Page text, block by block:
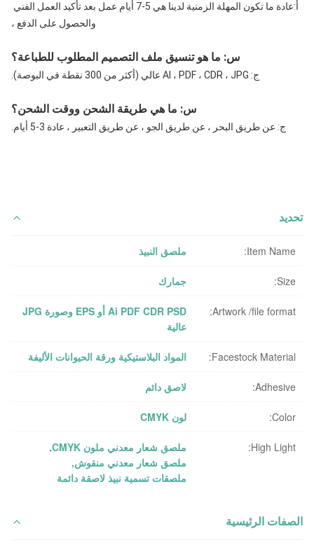
أ:
والحصول على الدفع ،
س: ما هو تنسيق ملف التصميم المطلوب للطباعة؟
ج: AI ، PDF ، CDR ، JPG عالي (أكثر من 300 نقطة في البوصة).
س: ما هي طريقة الشحن ووقت الشحن؟
ج: عن طريق البحر ، عن طريق الجو ، عن طريق التعبير ، عادة 3-5 أيام.
تحديد
Item Name: ملصق النبيذ
Size: جمارك
Artwork /file format:
Ai PDF CDR PSD أو EPS وصورة JPG
عالية
Facestock Material: المواد البلاستيكية ورقة الحيوانات الأليفة
Adhesive: لاصق دائم
Color: لون CMYK
High Light: ملصق شعار معدني ملون CMYK
,
ملصق شعار معدني منقوش,
ملصقات تسمية نبيذ لاصقة دائمة
الصفات الرئيسية